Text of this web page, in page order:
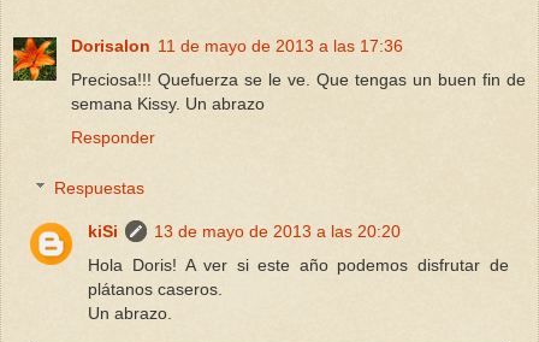
Dorisalon 11 de mayo de 2013 a las 17:36
Preciosa!!! Quefuerza se le ve. Que tengas un buen fin de
semana Kissy. Un abrazo
Responder
Respuestas
kiSi
13 de mayo de 2013 a las 20:20
Hola Doris! A ver si este año podemos disfrutar de
plátanos caseros.
Un abrazo.